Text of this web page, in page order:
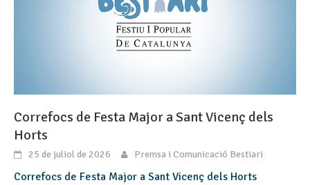
Correfocs de Festa Major a Sant Vicenç dels
Horts
25 de juliol de 2026 Premsa i Comunicació Bestiari
Correfocs de Festa Major a Sant Vicenç dels Horts